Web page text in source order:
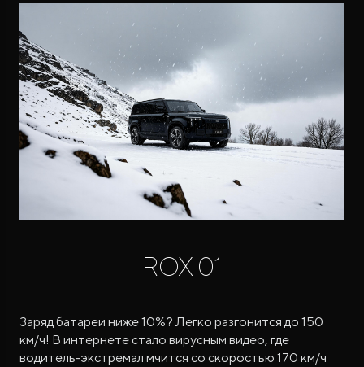
ROX 01
Заряд батареи ниже 10%? Легко разгонится до 150
км/ч! В интернете стало вирусным видео, где
водитель-экстремал мчится со скоростью 170 км/ч